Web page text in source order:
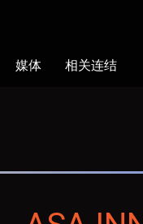
媒体 相关连结